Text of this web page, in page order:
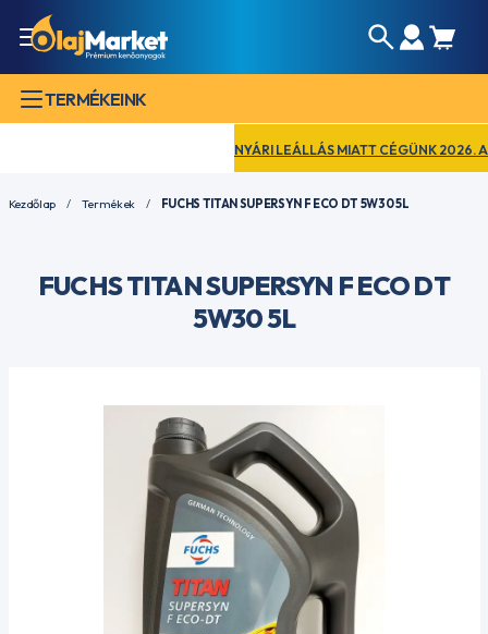
TERMÉKEINK
NYÁRI LEÁLLÁS MIATT CÉGÜNK 2026.
Kezdőlap Termékek FUCHS TITAN SUPERSYN F ECO DT 5W30 5L
FUCHS TITAN SUPERSYN F ECO DT
5W30 5L